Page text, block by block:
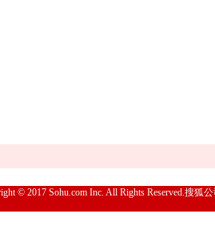
© 2017 Sohu.com Inc. All Rights Reserved.搜狐